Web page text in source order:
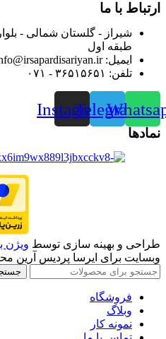
ارتباط با ما
شیراز - گلستان شمالی -
طبقه اول
ایمیل: info@irsapardisariyan.ir
تلفن: ۳۶۵۱۵۶۵۱ - ۰۷۱
Telegram
Instagram
نمادها
طراحی و بهینه سازی توسط ویژن
وبسایت برای ایرسا پردیس آرین
فروشگاه
وبلاگ
نمونه کار